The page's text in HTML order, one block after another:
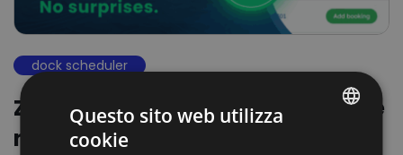
dock scheduler
Zero sorprese alle baie grazie alle
nuove funzionalità di CargoON
Questo sito web utilizza
cookie